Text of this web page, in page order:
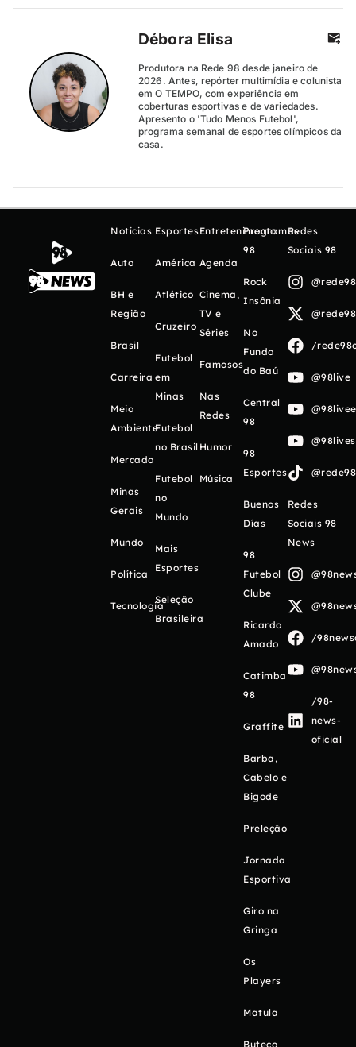
Débora Elisa
Produtora na Rede 98 desde janeiro de
2026. Antes, repórter multimídia e colunista
em O TEMPO, com experiência em
coberturas esportivas e de variedades.
Apresento o 'Tudo Menos Futebol',
programa semanal de esportes olímpicos da
casa.
Notícias
Auto
BH e
Região
Brasil
Carreira
Meio
Ambiente
Mercado
Minas
Gerais
Mundo
Política
Tecnologia
Esportes
América
Atlético
Cruzeiro
Futebol
em
Minas
Futebol
no Brasil
Futebol
no
Mundo
Mais
Esportes
Seleção
Brasileira
Entretenimento
Agenda
Cinema,
TV e
Séries
Famosos
Nas
Redes
Humor
Música
Programas
98
Rock
Insônia
No
Fundo
do Baú
Central
98
98
Esportes
Buenos
Días
98
Futebol
Clube
Ricardo
Amado
Catimba
98
Graffite
Barba,
Cabelo e
Bigode
Preleção
Jornada
Esportiva
Giro na
Gringa
Os
Players
Matula
Buteco
Redes
Sociais 98
/
@98live
Redes
Sociais 98
News
/
/98-
news-
oficial